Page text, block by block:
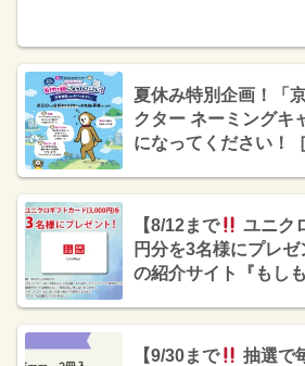
夏休み特別企画！「
クター ネーミングキ
になってください！
【8/12まで
ユニク
円分を3名様にプレゼ
の紹介サイト『もし
【9/30まで
抽選で